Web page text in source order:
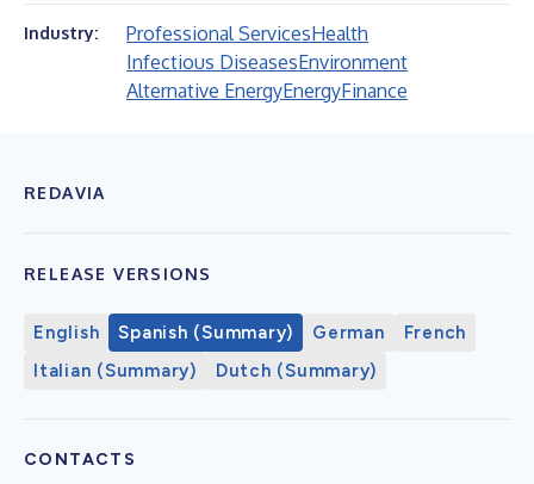
Industry: Professional ServicesHealth
Infectious DiseasesEnvironment
Alternative EnergyEnergyFinance
REDAVIA
RELEASE VERSIONS
English Spanish (Summary) German
French
Italian (Summary)
Dutch (Summary)
CONTACTS